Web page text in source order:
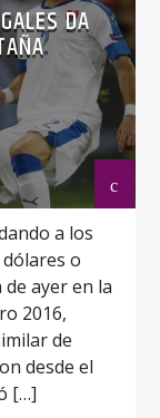
DA
a los
o
ayer en la
2016,
de
desde el
[…]